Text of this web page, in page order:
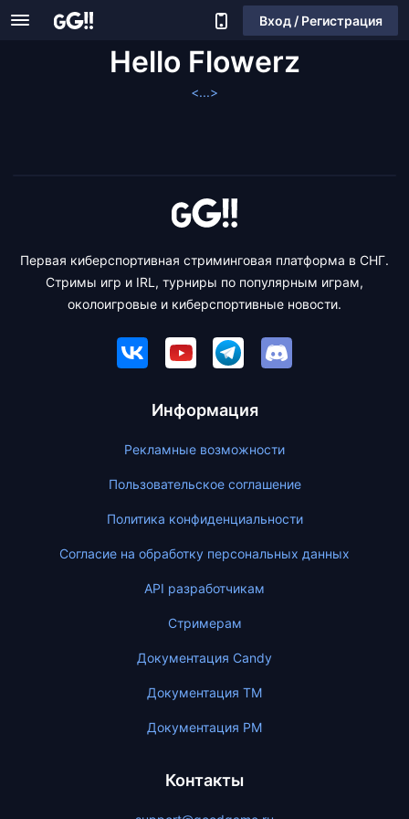
Вход / Регистрация
Hello Flowerz
<...>
Первая киберспортивная стриминговая платформа в СНГ.
Стримы игр и IRL, турниры по популярным играм,
околоигровые и киберспортивные новости.
Информация
Рекламные возможности
Пользовательское соглашение
Политика конфиденциальности
Согласие на обработку персональных данных
API разработчикам
Стримерам
Документация Candy
Документация ТМ
Документация PM
Контакты